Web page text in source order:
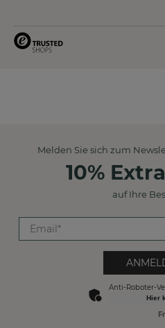
Melden Sie sich zum
10%
auf Ihre
Anti-Roboter-
Hier